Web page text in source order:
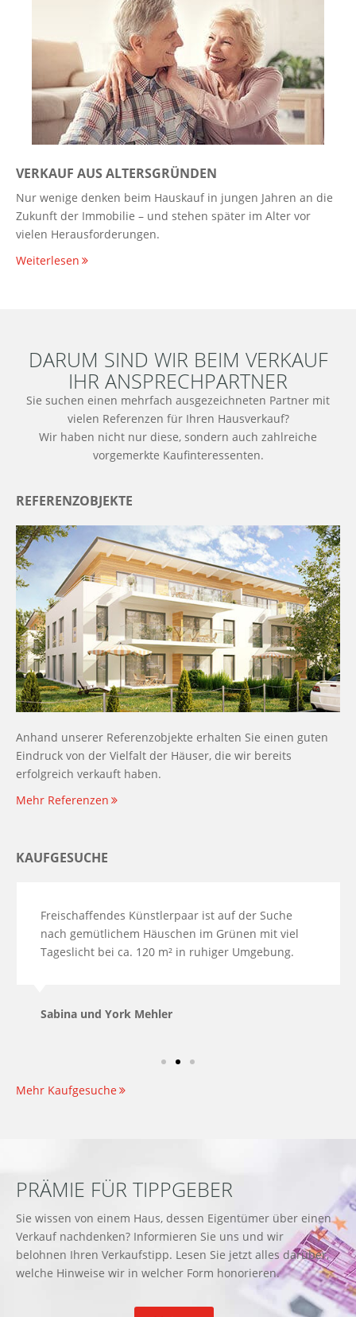
VERKAUF AUS ALTERSGRÜNDEN
Nur wenige denken beim Hauskauf in jungen Jahren an die
Zukunft der Immobilie – und stehen später im Alter vor
vielen Herausforderungen.
Weiterlesen
DARUM SIND WIR BEIM VERKAUF
IHR ANSPRECHPARTNER
Sie suchen einen mehrfach ausgezeichneten Partner mit
vielen Referenzen für Ihren Hausverkauf?
Wir haben nicht nur diese, sondern auch zahlreiche
vorgemerkte Kaufinteressenten.
REFERENZOBJEKTE
Anhand unserer Referenzobjekte erhalten Sie einen guten
Eindruck von der Vielfalt der Häuser, die wir bereits
erfolgreich verkauft haben.
Mehr Referenzen
KAUFGESUCHE
Freischaffendes Künstlerpaar ist auf der Suche
nach gemütlichem Häuschen im Grünen mit viel
Tageslicht bei ca. 120 m² in ruhiger Umgebung.
Sabina und York Mehler
Mehr Kaufgesuche
PRÄMIE FÜR TIPPGEBER
Sie wissen von einem Haus, dessen Eigentümer über einen
Verkauf nachdenken? Informieren Sie uns und wir
belohnen Ihren Verkaufstipp. Lesen Sie jetzt alles darüber,
welche Hinweise wir in welcher Form honorieren.